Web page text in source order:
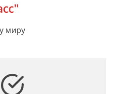
миру